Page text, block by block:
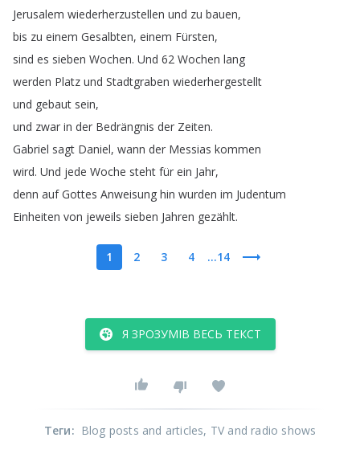
Jerusalem wiederherzustellen und zu bauen,
bis zu einem Gesalbten, einem Fürsten,
sind es sieben Wochen. Und 62 Wochen lang
werden Platz und Stadtgraben wiederhergestellt
und gebaut sein,
und zwar in der Bedrängnis der Zeiten.
Gabriel sagt Daniel, wann der Messias kommen
wird. Und jede Woche steht für ein Jahr,
denn auf Gottes Anweisung hin wurden im Judentum
Einheiten von jeweils sieben Jahren gezählt.
1 2 3 4 ...14
Я ЗРОЗУМІВ ВЕСЬ ТЕКСТ
Теги: Blog posts and articles, TV and radio shows